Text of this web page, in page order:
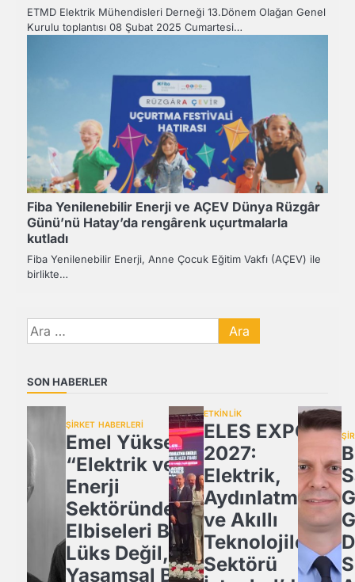
ETMD Elektrik Mühendisleri Derneği 13.Dönem Olağan Genel
Kurulu toplantısı 08 Şubat 2025 Cumartesi…
Fiba Yenilenebilir Enerji ve AÇEV Dünya Rüzgâr
Günü’nü Hatay’da rengârenk uçurtmalarla
kutladı
Fiba Yenilenebilir Enerji, Anne Çocuk Eğitim Vakfı (AÇEV) ile
birlikte…
Arama:
SON HABERLER
ŞİRKET HABERLERİ
Emel Yüksel:
“Elektrik ve
Enerji
Sektöründe İş
Elbiseleri Bir
Lüks Değil,
Yaşamsal Bir
ETKİNLİK
ELES EXPO
2027:
Elektrik,
Aydınlatma
ve Akıllı
Teknolojiler
Sektörü